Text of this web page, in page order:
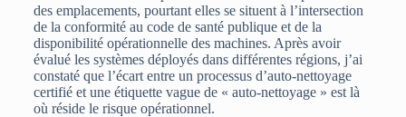
des emplacements, pourtant elles se situent à l’intersection
de la conformité au code de santé publique et de la
disponibilité opérationnelle des machines. Après avoir
évalué les systèmes déployés dans différentes régions, j’ai
constaté que l’écart entre un processus d’auto-nettoyage
certifié et une étiquette vague de « auto-nettoyage » est là
où réside le risque opérationnel.